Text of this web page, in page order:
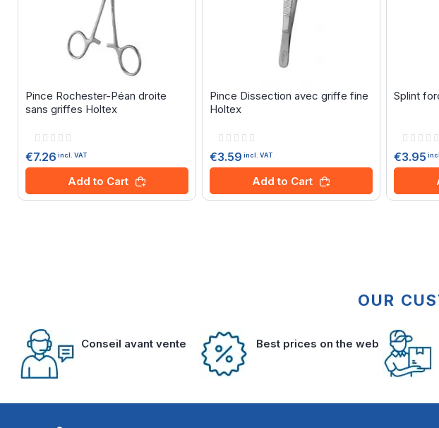
Pince Rochester-Péan droite
sans griffes Holtex
Rating:
€7.26 incl. VAT
Add to Cart
Pince Dissection avec griffe fine
Holtex
Rating:
€3.59 incl. VAT
Add to Cart
Splint
Rating:
€3.95
OUR
Conseil avant vente Best prices on the web